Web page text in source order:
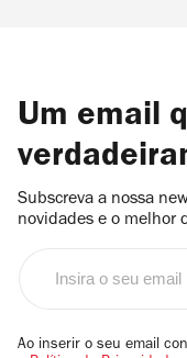
Um email
Subscreva a nossa
novidades e o melhor
email
Ao inserir o seu email